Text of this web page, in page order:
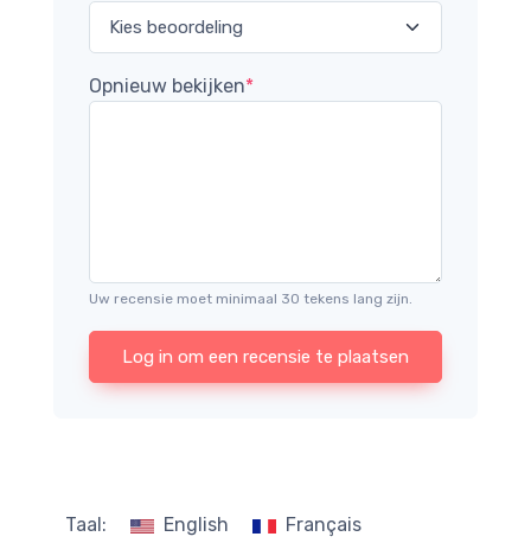
Opnieuw bekijken*
Uw recensie moet minimaal 30 tekens lang zijn.
Log in om een recensie te plaatsen
Taal: English
Français